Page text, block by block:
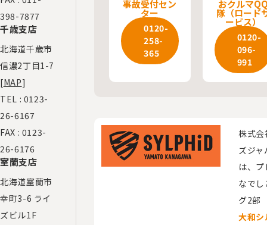
398-7877
千歳支店
北海道千歳市
信濃2丁目1-7
[MAP]
TEL : 0123-
26-6167
FAX : 0123-
26-6176
室蘭支店
北海道室蘭市
幸町3-6 ライ
ズビル1F
事故受付セン
ター
0120-
258-
365
おクルマ
隊（ロード
ービス）
0120-
096-
991
株式
ズジ
は、
なで
グ2部
大和